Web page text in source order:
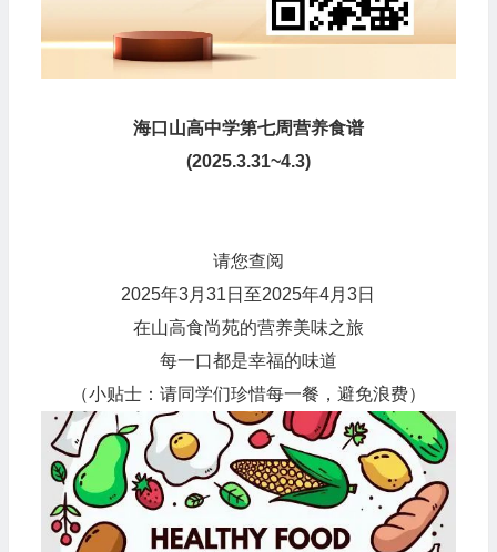
海口山高中学第七周营养食谱
(2025.3.31~4.3)
请您查阅‍
2025年3月31日至2025年4月3日
在山高食尚苑的营养美味之旅
每一口都是幸福的味道
（小贴士：请同学们珍惜每一餐，避免浪费）